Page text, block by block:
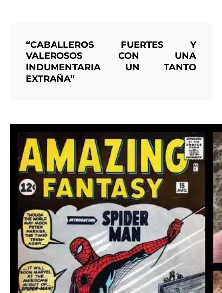
“CABALLEROS FUERTES Y
VALEROSOS CON UNA
INDUMENTARIA UN TANTO
EXTRAÑA”